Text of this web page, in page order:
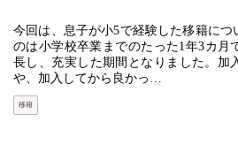
今回は、息子が小5で経験した移籍につ
のは小学校卒業までのたった1年3カ月
長し、充実した期間となりました。加
や、加入してから良かっ…
移籍